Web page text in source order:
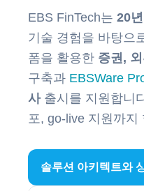
EBS FinTech는 20
기술 경험을 바탕으
폼을 활용한 증권,
구축과 EBSWare
사출시를 지원합니
포, go-live 지원까지
솔루션 아키텍트와